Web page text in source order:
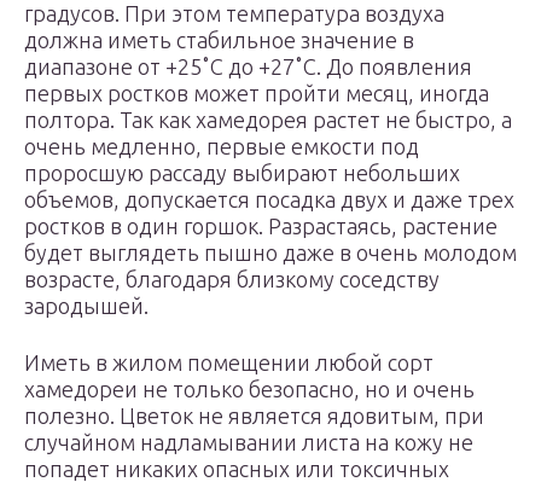
градусов. При этом температура воздуха
должна иметь стабильное значение в
диапазоне от +25˚С до +27˚С. До появления
первых ростков может пройти месяц, иногда
полтора. Так как хамедорея растет не быстро, а
очень медленно, первые емкости под
проросшую рассаду выбирают небольших
объемов, допускается посадка двух и даже трех
ростков в один горшок. Разрастаясь, растение
будет выглядеть пышно даже в очень молодом
возрасте, благодаря близкому соседству
зародышей.
Иметь в жилом помещении любой сорт
хамедореи не только безопасно, но и очень
полезно. Цветок не является ядовитым, при
случайном надламывании листа на кожу не
попадет никаких опасных или токсичных